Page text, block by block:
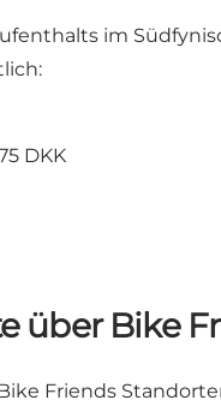
im
DKK
über Bike
Friends